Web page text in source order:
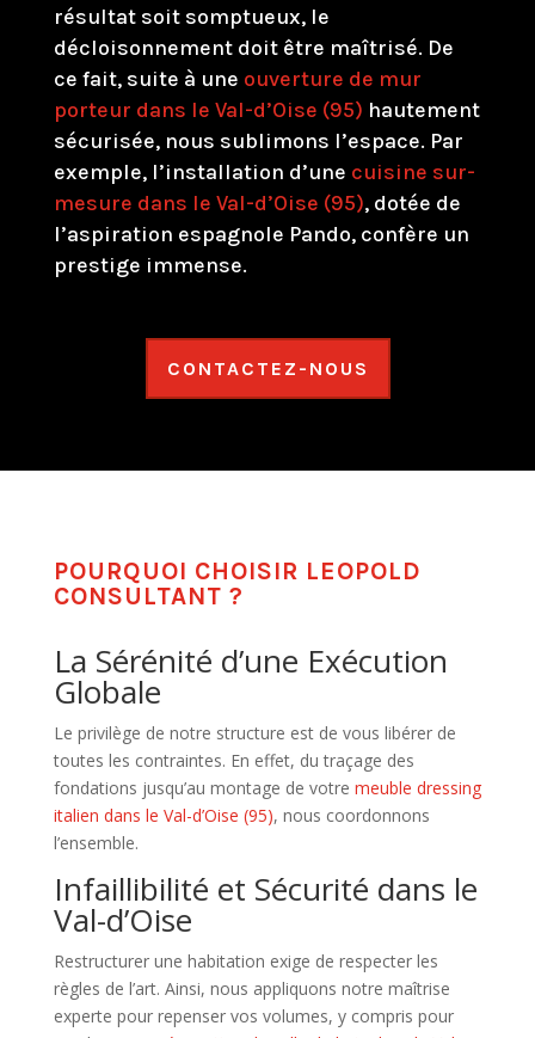
résultat soit somptueux, le
décloisonnement doit être maîtrisé. De
ce fait, suite à une ouverture de mur
porteur dans le Val-d’Oise (95) hautement
sécurisée, nous sublimons l’espace. Par
exemple, l’installation d’une cuisine sur-
mesure dans le Val-d’Oise (95), dotée de
l’aspiration espagnole Pando, confère un
prestige immense.
CONTACTEZ-NOUS
POURQUOI CHOISIR LEOPOLD
CONSULTANT ?
La Sérénité d’une Exécution
Globale
Le privilège de notre structure est de vous libérer de
toutes les contraintes. En effet, du traçage des
fondations jusqu’au montage de votre meuble dressing
italien dans le Val-d’Oise (95), nous coordonnons
l’ensemble.
Infaillibilité et Sécurité dans le
Val-d’Oise
Restructurer une habitation exige de respecter les
règles de l’art. Ainsi, nous appliquons notre maîtrise
experte pour repenser vos volumes, y compris pour